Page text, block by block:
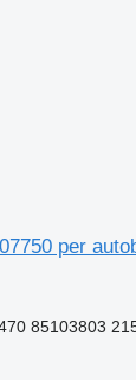
per
85103803